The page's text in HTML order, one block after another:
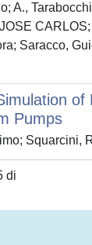
A.,
Saracco,
of
Pumps
Squarcini,
di